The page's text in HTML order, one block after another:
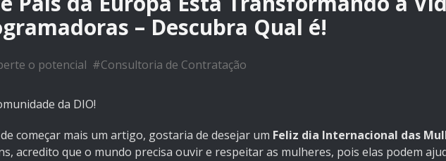
– Descubra Qual é!
o potencial #Consultoria de Contratação
da DIO!
começar mais um artigo, gostaria de desejar um Feliz dia Internacional das
acredito que o mundo precisa ouvir e respeitar as mulheres, pois elas podem